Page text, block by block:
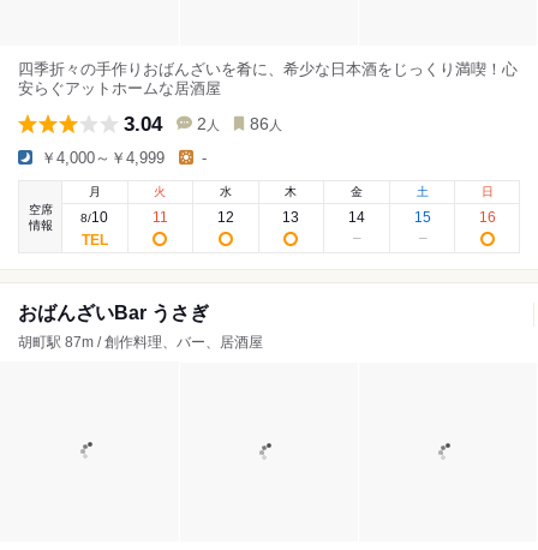
四季折々の手作りおばんざいを肴に、希少な日本酒をじっくり満喫！心
安らぐアットホームな居酒屋
3.04 2 人 86 人
￥4,000～￥4,999 -
空席
情報
月
8/10
火
11
水
12
木
13
金
14
土
15
日
16
おばんざいBar うさぎ
胡町駅 87m / 創作料理、バー、居酒屋